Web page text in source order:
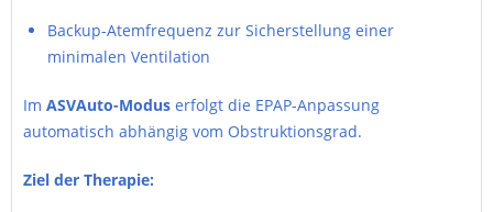
Backup-Atemfrequenz zur Sicherstellung einer
minimalen Ventilation
Im ASVAuto-Modus erfolgt die EPAP-Anpassung
automatisch abhängig vom Obstruktionsgrad.
Ziel der Therapie: